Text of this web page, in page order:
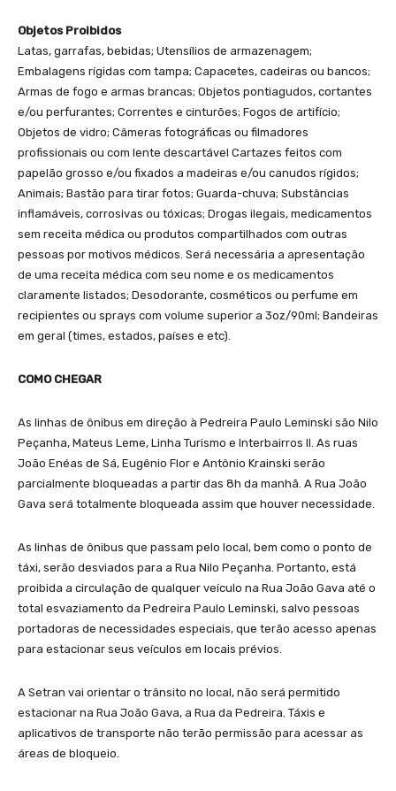
Objetos Proibidos
Latas, garrafas, bebidas; Utensílios de armazenagem;
Embalagens rígidas com tampa; Capacetes, cadeiras ou bancos;
Armas de fogo e armas brancas; Objetos pontiagudos, cortantes
e/ou perfurantes; Correntes e cinturões; Fogos de artifício;
Objetos de vidro; Câmeras fotográficas ou filmadores
profissionais ou com lente descartável Cartazes feitos com
papelão grosso e/ou fixados a madeiras e/ou canudos rígidos;
Animais; Bastão para tirar fotos; Guarda-chuva; Substâncias
inflamáveis, corrosivas ou tóxicas; Drogas ilegais, medicamentos
sem receita médica ou produtos compartilhados com outras
pessoas por motivos médicos. Será necessária a apresentação
de uma receita médica com seu nome e os medicamentos
claramente listados; Desodorante, cosméticos ou perfume em
recipientes ou sprays com volume superior a 3oz/90ml; Bandeiras
em geral (times, estados, países e etc).
COMO CHEGAR
As linhas de ônibus em direção à Pedreira Paulo Leminski são Nilo
Peçanha, Mateus Leme, Linha Turismo e Interbairros II. As ruas
João Enéas de Sá, Eugênio Flor e Antônio Krainski serão
parcialmente bloqueadas a partir das 8h da manhã. A Rua João
Gava será totalmente bloqueada assim que houver necessidade.
As linhas de ônibus que passam pelo local, bem como o ponto de
táxi, serão desviados para a Rua Nilo Peçanha. Portanto, está
proibida a circulação de qualquer veículo na Rua João Gava até o
total esvaziamento da Pedreira Paulo Leminski, salvo pessoas
portadoras de necessidades especiais, que terão acesso apenas
para estacionar seus veículos em locais prévios.
A Setran vai orientar o trânsito no local, não será permitido
estacionar na Rua João Gava, a Rua da Pedreira. Táxis e
aplicativos de transporte não terão permissão para acessar as
áreas de bloqueio.